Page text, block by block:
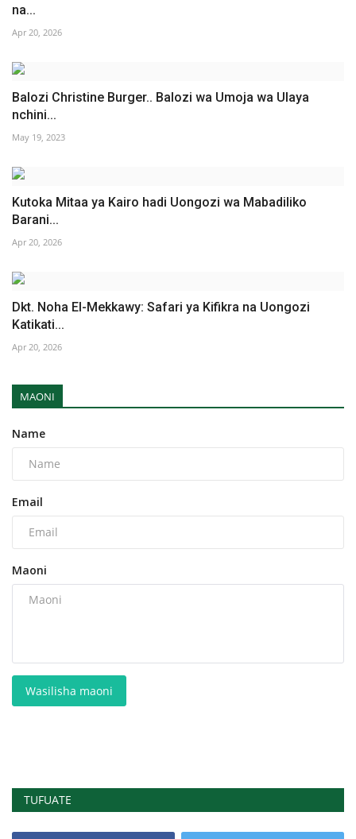
na...
Apr 20, 2026
Balozi Christine Burger.. Balozi wa Umoja wa Ulaya
nchini...
May 19, 2023
Kutoka Mitaa ya Kairo hadi Uongozi wa Mabadiliko
Barani...
Apr 20, 2026
Dkt. Noha El-Mekkawy: Safari ya Kifikra na Uongozi
Katikati...
Apr 20, 2026
MAONI
Name
Email
Maoni
Wasilisha maoni
TUFUATE